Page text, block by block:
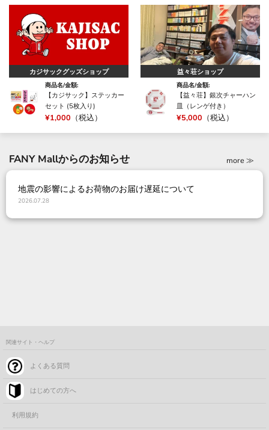
カジサックグッズショップ
商品名/金額:
【カジサック】ステッカー
セット (5枚入り)
¥1,000 （税込）
益々荘ショップ
商品名/金額:
【益々荘】銀次チャーハン
皿（レンゲ付き）
¥5,000 （税込）
FANY Mallからのお知らせ more ≫
地震の影響によるお荷物のお届け遅延について
2026.07.28
関連サイト・ヘルプ
よくある質問
はじめての方へ
利用規約